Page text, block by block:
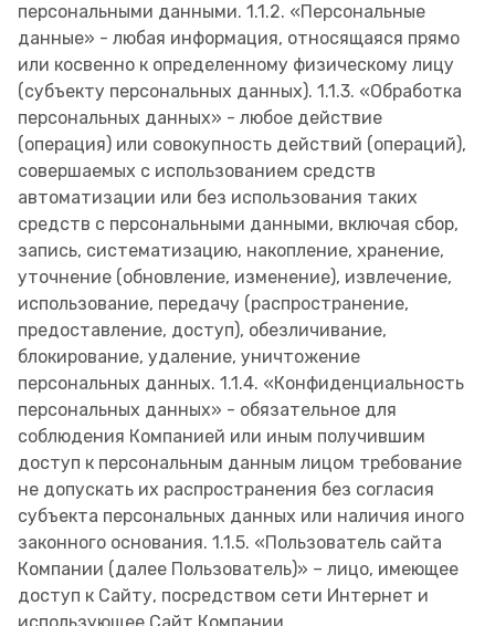
персональными данными. 1.1.2. «Персональные
данные» - любая информация, относящаяся прямо
или косвенно к определенному физическому лицу
(субъекту персональных данных). 1.1.3. «Обработка
персональных данных» - любое действие
(операция) или совокупность действий (операций),
совершаемых с использованием средств
автоматизации или без использования таких
средств с персональными данными, включая сбор,
запись, систематизацию, накопление, хранение,
уточнение (обновление, изменение), извлечение,
использование, передачу (распространение,
предоставление, доступ), обезличивание,
блокирование, удаление, уничтожение
персональных данных. 1.1.4. «Конфиденциальность
персональных данных» - обязательное для
соблюдения Компанией или иным получившим
доступ к персональным данным лицом требование
не допускать их распространения без согласия
субъекта персональных данных или наличия иного
законного основания. 1.1.5. «Пользователь сайта
Компании (далее Пользователь)» – лицо, имеющее
доступ к Сайту, посредством сети Интернет и